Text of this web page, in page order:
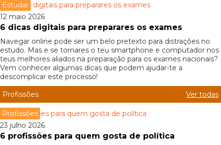
Estudar
12 maio 2026
6 dicas digitais para preparares os exames
Navegar online pode ser um belo pretexto para distrações no
estudo. Mas e se tornares o teu smartphone e computador nos
teus melhores aliados na preparação para os exames nacionais?
Vem conhecer algumas dicas que podem ajudar-te a
descomplicar este processo!
Profissões
Ver todas
Profissões
23 julho 2026
6 profissões para quem gosta de política